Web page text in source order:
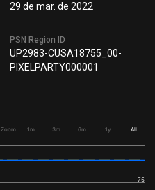
29 de mar. de 2022
PSN Region ID
UP2983-CUSA18755_00-
PIXELPARTY000001
Zoom 1m 3m 6m 1y All
75